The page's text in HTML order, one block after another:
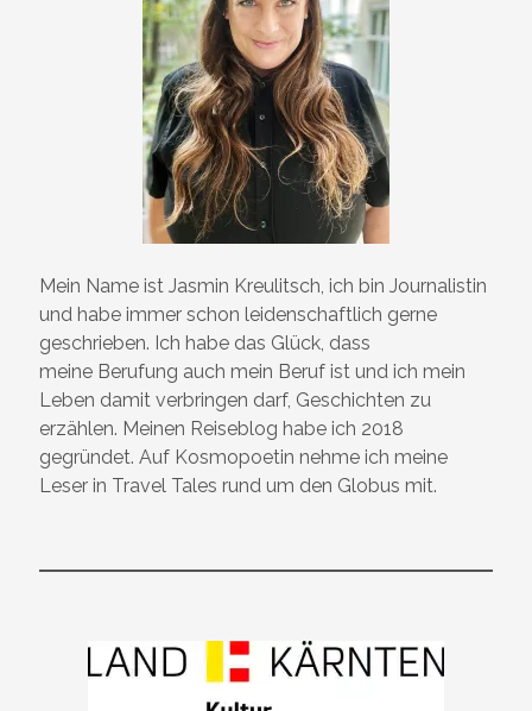
Mein Name ist Jasmin Kreulitsch, ich bin Journalistin
und habe immer schon leidenschaftlich gerne
geschrieben. Ich habe das Glück, dass
meine Berufung auch mein Beruf ist und ich mein
Leben damit verbringen darf, Geschichten zu
erzählen. Meinen Reiseblog habe ich 2018
gegründet. Auf Kosmopoetin nehme ich meine
Leser in Travel Tales rund um den Globus mit.